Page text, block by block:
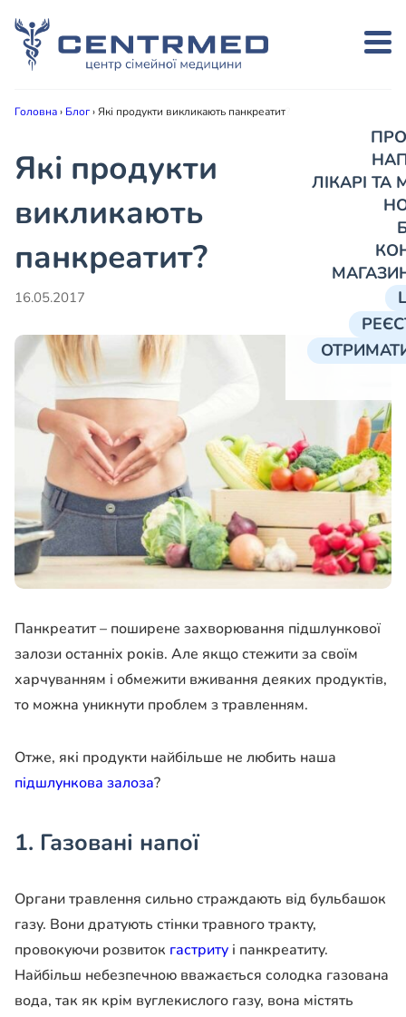
ЛІКАРІ
Головна› Блог›Які продукти викликають панкреатит?
Які продукти
викликають
панкреатит?
16.05.2017
Панкреатит – поширене захворювання підшлункової
залози останніх років. Але якщо стежити за своїм
харчуванням і обмежити вживання деяких продуктів,
то можна уникнути проблем з травленням.
Отже, які продукти найбільше не любить наша
підшлункова залоза?
1. Газовані напої
Органи травлення сильно страждають від бульбашок
газу. Вони дратують стінки травного тракту,
провокуючи розвиток гастриту і панкреатиту.
Найбільш небезпечною вважається солодка газована
вода, так як крім вуглекислого газу, вона містять